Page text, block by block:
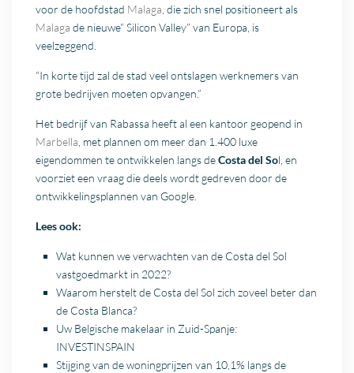
voor de hoofdstad Malaga , die zich snel positioneert als
Malaga de nieuwe” Silicon Valley” van Europa, is
veelzeggend.
“In korte tijd zal de stad veel ontslagen werknemers van
grote bedrijven moeten opvangen.”
Het bedrijf van Rabassa heeft al een kantoor geopend in
Marbella , met plannen om meer dan 1.400 luxe
eigendommen te ontwikkelen langs deCosta del Sol, en
voorziet een vraag die deels wordt gedreven door de
ontwikkelingsplannen van Google.
Lees ook:
Wat kunnen we verwachten van de Costa del Sol
vastgoedmarkt in 2022?
Waarom herstelt de Costa del Sol zich zoveel beter dan
de Costa Blanca?
Uw Belgische makelaar in Zuid-Spanje:
INVESTINSPAIN
Stijging van de woningprijzen van 10,1% langs de